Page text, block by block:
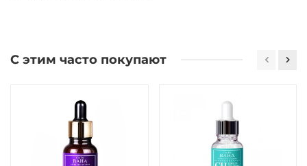
С этим часто покупают